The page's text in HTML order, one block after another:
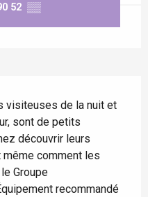
52 ▒▒
visiteuses de la nuit et
sont de petits
découvrir leurs
comment les
Groupe
recommandé